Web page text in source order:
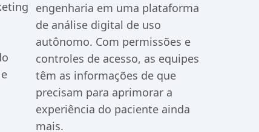
engenharia em uma plataforma
de análise digital de uso
autônomo. Com permissões e
controles de acesso, as equipes
têm as informações de que
precisam para aprimorar a
experiência do paciente ainda
mais.